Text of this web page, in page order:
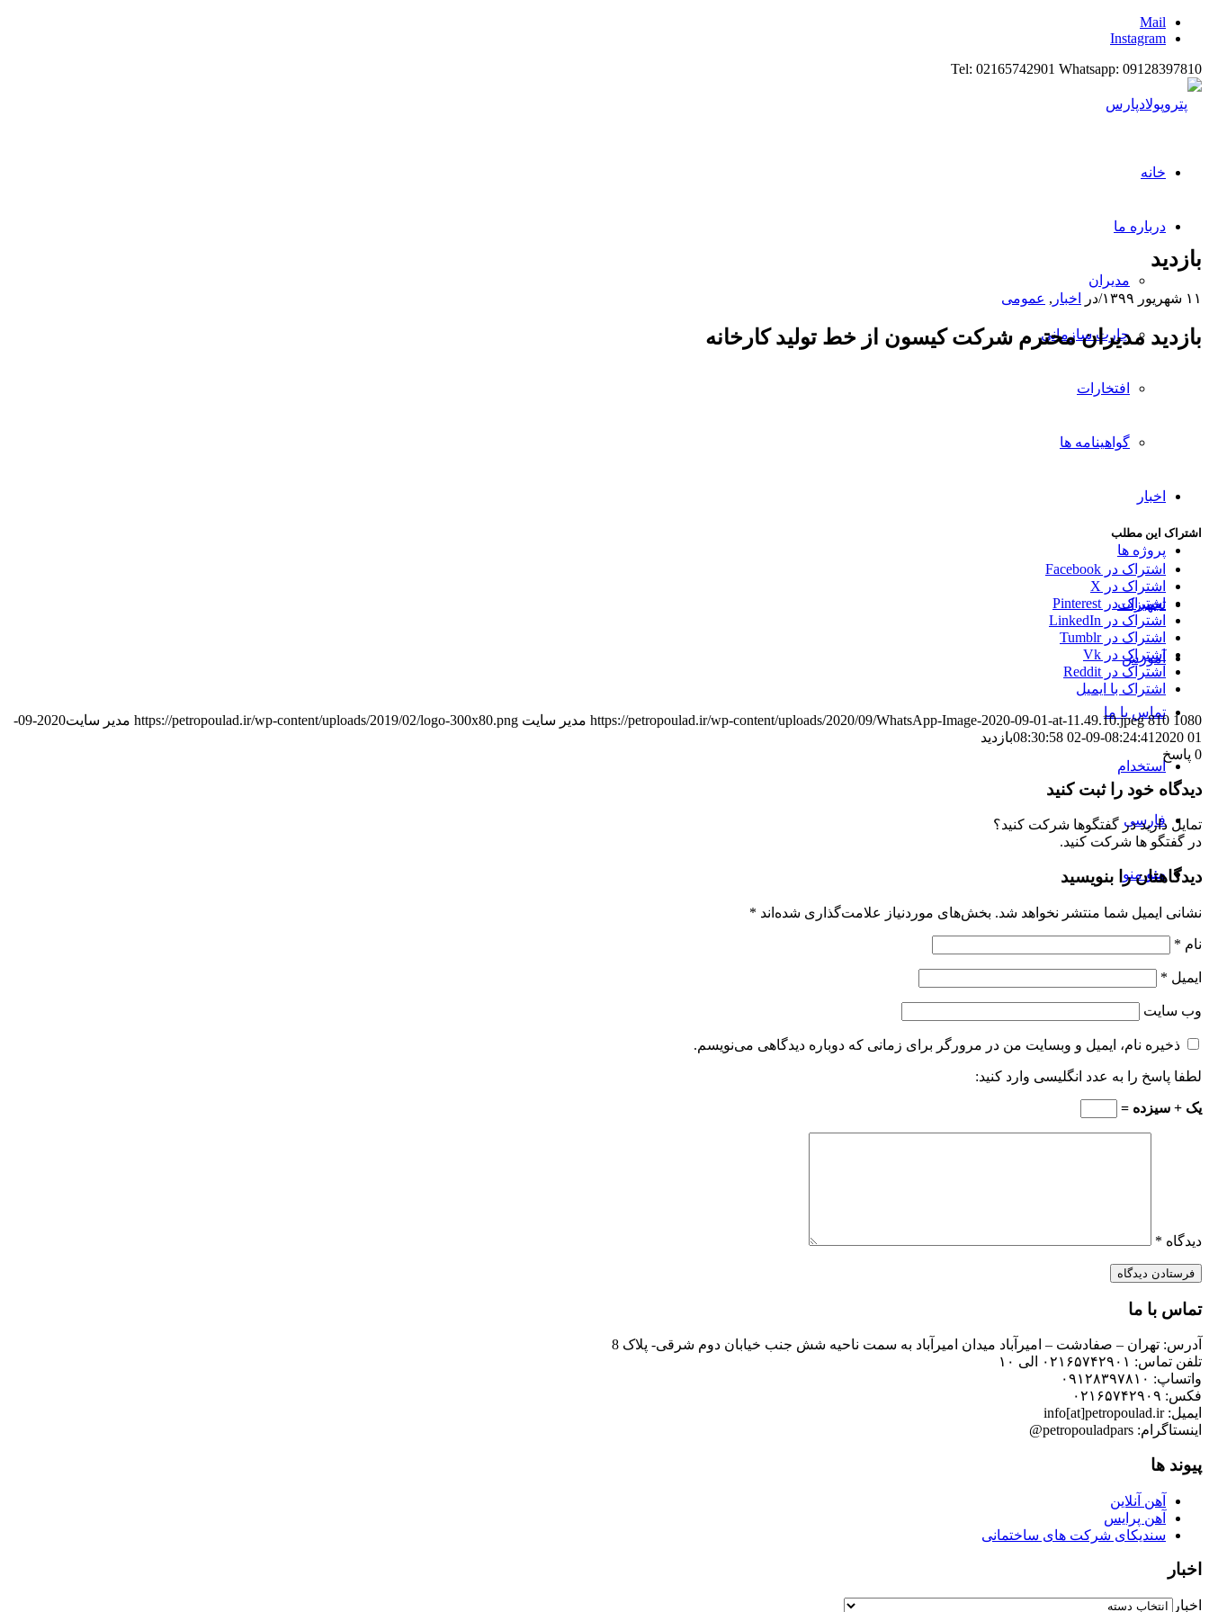
Mail
Instagram
Tel: 02165742901 Whatsapp: 09128397810
خانه
درباره ما
مدیران
چارت سازمانی
افتخارات
گواهینامه ها
اخبار
پروژه ها
تجهیزات
آموزش
تماس با ما
استخدام
فارسی
منو منو
بازدید
۱۱ شهریور ۱۳۹۹ /در اخبار , عمومی
بازدید مدیران محترم شرکت کیسون از خط تولید کارخانه
اشتراک این مطلب
اشتراک در Facebook
اشتراک در X
اشتراک در Pinterest
اشتراک در LinkedIn
اشتراک در Tumblr
اشتراک در Vk
اشتراک در Reddit
اشتراک با ایمیل
https://petropoulad.ir/wp-content/uploads/2020/09/WhatsApp-Image-2020-09-01-at-11.49.10.jpeg 810 1080 مدیر سایت https://petropoulad.ir/wp-content/uploads/2019/02/logo-300x80.png مدیر سایت
2020-09-
01 08:24:41
2020-09-02 08:30:58
بازدید
0 پاسخ
دیدگاه خود را ثبت کنید
تمایل دارید در گفتگوها شرکت کنید؟
در گفتگو ها شرکت کنید.
دیدگاهتان را بنویسید
نشانی ایمیل شما منتشر نخواهد شد. بخش‌های موردنیاز علامت‌گذاری شده‌اند *
نام *
ایمیل *
وب‌ سایت
ذخیره نام، ایمیل و وبسایت من در مرورگر برای زمانی که دوباره دیدگاهی می‌نویسم.
لطفا پاسخ را به عدد انگلیسی وارد کنید:
یک + سیزده =
دیدگاه *
تماس با ما
آدرس: تهران – صفادشت – امیرآباد میدان امیرآباد به سمت ناحیه شش جنب خیابان دوم شرقی- پلاک 8
تلفن تماس: ۰۲۱۶۵۷۴۲۹۰۱ الی ۱۰
واتساپ: ۰۹۱۲۸۳۹۷۸۱۰
فکس: ۰۲۱۶۵۷۴۲۹۰۹
ایمیل: info[at]petropoulad.ir
اینستاگرام: petropouladpars@
پیوند ها
آهن آنلاین
آهن پرایس
سندیکای شرکت های ساختمانی
اخبار
اخبار